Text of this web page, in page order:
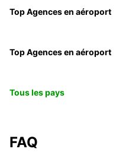
Top Agences en aéroport
Top Agences en aéroport
Tous les pays
FAQ